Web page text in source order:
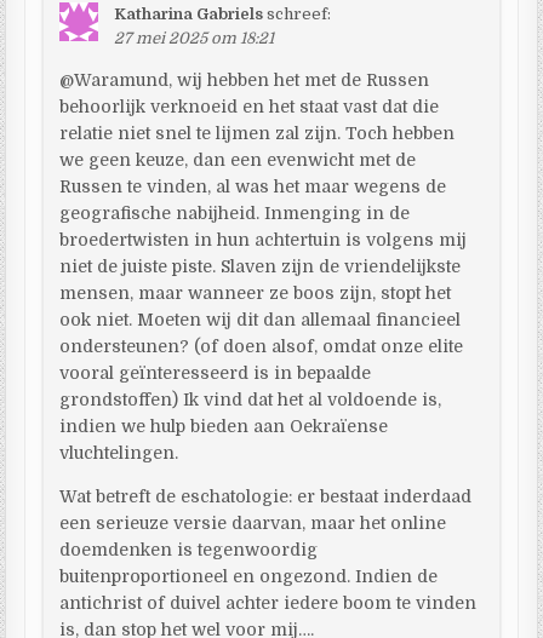
Katharina Gabriels schreef:
27 mei 2025 om 18:21
@Waramund, wij hebben het met de Russen
behoorlijk verknoeid en het staat vast dat die
relatie niet snel te lijmen zal zijn. Toch hebben
we geen keuze, dan een evenwicht met de
Russen te vinden, al was het maar wegens de
geografische nabijheid. Inmenging in de
broedertwisten in hun achtertuin is volgens mij
niet de juiste piste. Slaven zijn de vriendelijkste
mensen, maar wanneer ze boos zijn, stopt het
ook niet. Moeten wij dit dan allemaal financieel
ondersteunen? (of doen alsof, omdat onze elite
vooral geïnteresseerd is in bepaalde
grondstoffen) Ik vind dat het al voldoende is,
indien we hulp bieden aan Oekraïense
vluchtelingen.
Wat betreft de eschatologie: er bestaat inderdaad
een serieuze versie daarvan, maar het online
doemdenken is tegenwoordig
buitenproportioneel en ongezond. Indien de
antichrist of duivel achter iedere boom te vinden
is, dan stop het wel voor mij….